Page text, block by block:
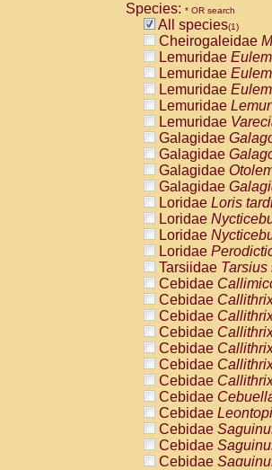
Species: * OR search
All species(1)
Cheirogaleidae
Lemuridae
Lemuridae
Lemuridae
Lemuridae
Lemuridae
Galagidae
Galagidae
Galagidae
Galagidae
Loridae Loris
Loridae
Loridae
Loridae
Tarsiidae Tarsius
Cebidae
Cebidae
Cebidae
Cebidae
Cebidae
Cebidae
Cebidae
Cebidae
Cebidae
Cebidae
Cebidae
Cebidae